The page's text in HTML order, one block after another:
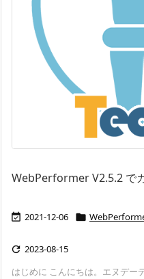
WebPerformer V2.5.2 で
 2021-12-06 
 2023-08-15
はじめに こんにちは。エヌデー